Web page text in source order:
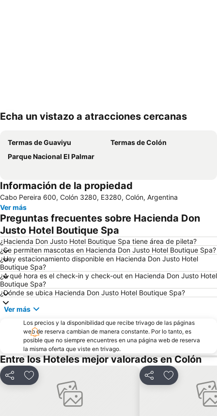
Echa un vistazo a atracciones cercanas
Termas de Guaviyu
Termas de Colón
Parque Nacional El Palmar
Información de la propiedad
Cabo Pereira 600, Colón 3280, E3280, Colón, Argentina
Ver más
Preguntas frecuentes sobre Hacienda Don
Justo Hotel Boutique Spa
¿Hacienda Don Justo Hotel Boutique Spa tiene área de pileta?
¿Se permiten mascotas en Hacienda Don Justo Hotel Boutique Spa?
¿Hay estacionamiento disponible en Hacienda Don Justo Hotel
Boutique Spa?
¿A qué hora es el check-in y check-out en Hacienda Don Justo Hotel
Boutique Spa?
¿Dónde se ubica Hacienda Don Justo Hotel Boutique Spa?
Ver más
Los precios y la disponibilidad que recibe trivago de las páginas
web de reserva cambian de manera constante. Por lo tanto, es
posible que no siempre encuentres en una página web de reserva
la misma oferta que viste en trivago.
Entre los Hoteles mejor valorados en Colón
CompartirAñadir a favoritos CompartirAñadir a